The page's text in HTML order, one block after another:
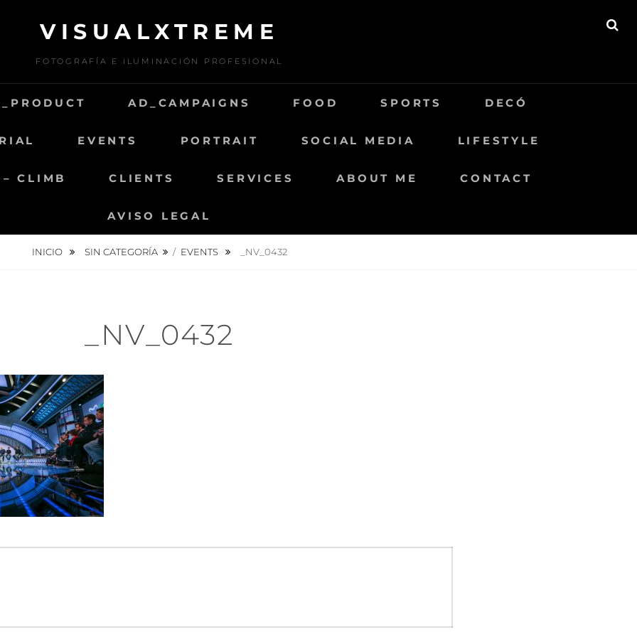
VISUALXTREME
FOTOGRAFÍA E ILUMINACIÓN PROFESIONAL
AD_CAMPAIGNS FOOD SPORTS DECÓ
EVENTS PORTRAIT SOCIAL MEDIA LIFESTYLE
CLIMB CLIENTS SERVICES ABOUT ME CONTACT
AVISO LEGAL
INICIO SIN CATEGORÍA / EVENTS _NV_0432
_NV_0432